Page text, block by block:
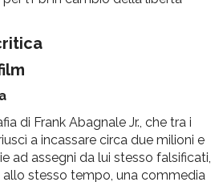
di Frank Abagnale Jr., che tra i
a incassare circa due milioni e
ad assegni da lui stesso falsificati,
allo stesso tempo, una commedia